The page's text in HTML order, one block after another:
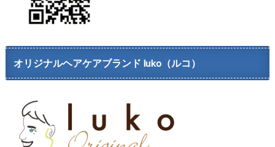
オリジナルヘアケアブランド luko（ルコ）